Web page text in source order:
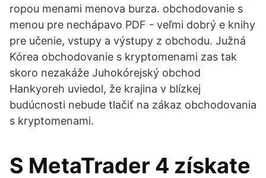
ropou menami menova burza. obchodovanie s
menou pre nechápavo PDF - veľmi dobrý e knihy
pre učenie, vstupy a výstupy z obchodu. Južná
Kórea obchodovanie s kryptomenami zas tak
skoro nezakáže Juhokórejský obchod
Hankyoreh uviedol, že krajina v blízkej
budúcnosti nebude tlačiť na zákaz obchodovania
s kryptomenami.
S MetaTrader 4 získate